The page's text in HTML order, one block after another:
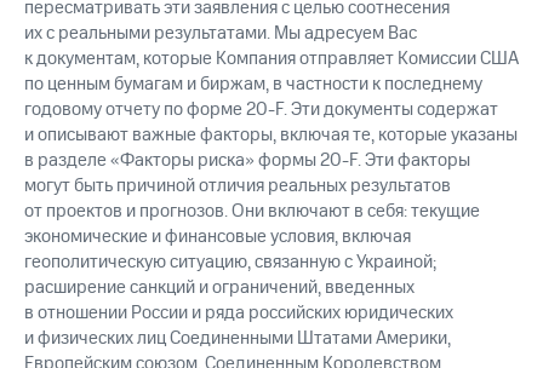
пересматривать эти заявления с целью соотнесения
их с реальными результатами. Мы адресуем Вас
к документам, которые Компания отправляет Комиссии США
по ценным бумагам и биржам, в частности к последнему
годовому отчету по форме 20-F. Эти документы содержат
и описывают важные факторы, включая те, которые указаны
в разделе «Факторы риска» формы 20-F. Эти факторы
могут быть причиной отличия реальных результатов
от проектов и прогнозов. Они включают в себя: текущие
экономические и финансовые условия, включая
геополитическую ситуацию, связанную с Украиной;
расширение санкций и ограничений, введенных
в отношении России и ряда российских юридических
и физических лиц Соединенными Штатами Америки,